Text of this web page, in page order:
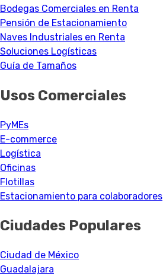
Bodegas Comerciales en Renta
Pensión de Estacionamiento
Naves Industriales en Renta
Soluciones Logísticas
Guía de Tamaños
Usos Comerciales
PyMEs
E-commerce
Logística
Oficinas
Flotillas
Estacionamiento para colaboradores
Ciudades Populares
Ciudad de México
Guadalajara